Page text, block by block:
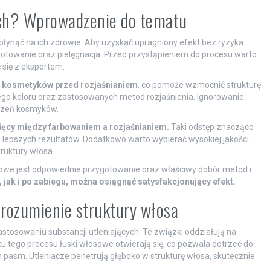
Wprowadzenie do tematu
na ich zdrowie. Aby uzyskać upragniony efekt bez ryzyka
oraz pielęgnacja. Przed przystąpieniem do procesu warto
z ekspertem.
przed rozjaśnianiem, co pomoże wzmocnić strukturę
koloru oraz zastosowanych metod rozjaśnienia. Ignorowanie
kosmyków.
między farbowaniem a rozjaśnianiem. Taki odstęp znacząco
rezultatów. Dodatkowo warto wybierać wysokiej jakości
włosa.
jest odpowiednie przygotowanie oraz właściwy dobór metod i
jak i po zabiegu, można osiągnąć satysfakcjonujący efekt.
struktury włosa
substancji utleniających. Te związki oddziałują na
procesu łuski włosowe otwierają się, co pozwala dotrzeć do
Utleniacze penetrują głęboko w strukturę włosa, skutecznie